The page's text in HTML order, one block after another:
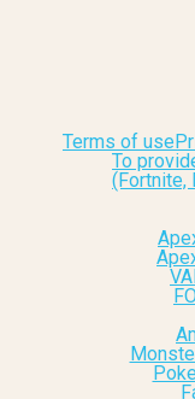
Terms of use
To
(Fortnite,